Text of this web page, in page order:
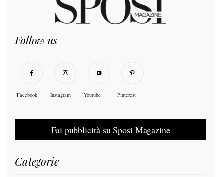
Follow us
Facebook Instagram Youtube Pinterest
Fai pubblicità su Sposi Magazine
Categorie